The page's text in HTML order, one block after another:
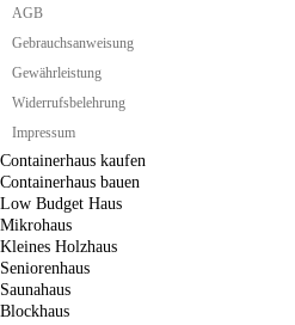
AGB
Gebrauchsanweisung
Gewährleistung
Widerrufsbelehrung
Impressum
Zweipersonenhaus
Singlehaus schlüsselfertig
Singlehaus Holz
Singlehaus Fertighaus
Containerhaus
Containerhaus kaufen
Containerhaus bauen
Low Budget Haus
Mikrohaus
Kleines Holzhaus
Seniorenhaus
Saunahaus
Blockhaus